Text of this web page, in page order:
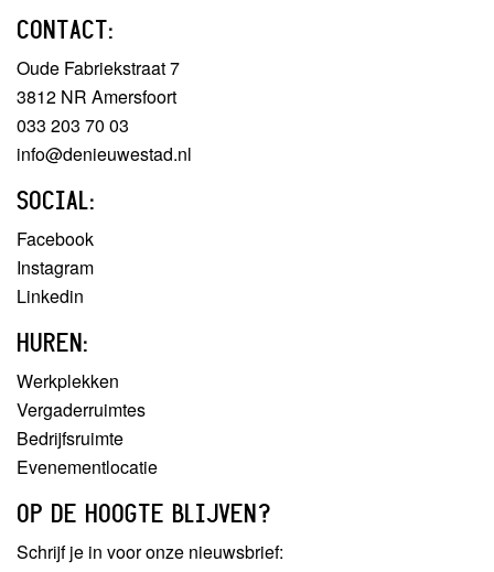
CONTACT:
Oude Fabriekstraat 7
3812 NR Amersfoort
033 203 70 03
info@denieuwestad.nl
SOCIAL:
Facebook
Instagram
Linkedin
HUREN:
Werkplekken
Vergaderruimtes
Bedrijfsruimte
Evenementlocatie
OP DE HOOGTE BLIJVEN?
Schrijf je in voor onze nieuwsbrief: